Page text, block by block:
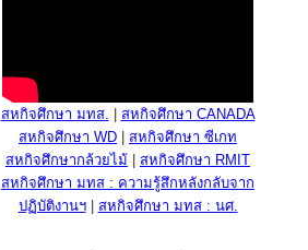
สหกิจศึกษา มทส.
สหกิจศึกษา CANADA
สหกิจศึกษา WD
สหกิจศึกษา ซีเกท
สหกิจศึกษากล้วยไม้
สหกิจศึกษา RMIT
สหกิจศึกษา มทส : ความรู้สึกหลังกลับจาก
ปฏิบัติงานฯ| สหกิจศึกษา มทส : นศ.